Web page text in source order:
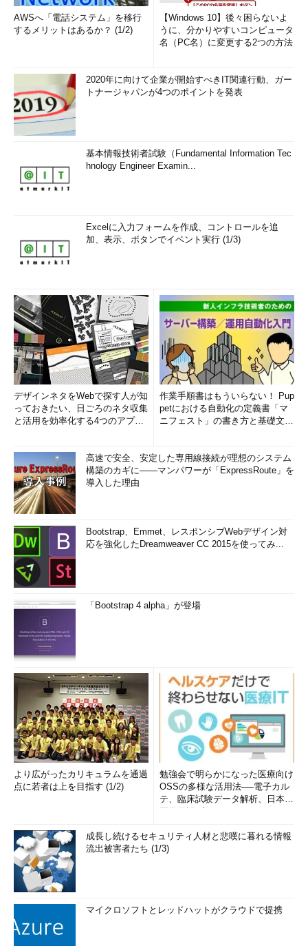
AWSへ「電話システム」を移行
するメリットはあるか？ (1/2)
【Windows 10】後々困らないよ
うに、分かりやすいコンピュータ
名（PC名）に変更する2つの方法
2020年に向けて企業が開始すべきIT関連行動、ガー
トナージャパンが4つのポイントを発表
基本情報技術者試験（Fundamental Information Tec
hnology Engineer Examin...
Excelに入力フォームを作成、コントロールを追
加、表示、ボタンでイベント実行 (1/3)
デザインネタをWebで探す人が知
っておきたい、日ごろのネタ収集
と活用を効率化する4つのアプリ
作業手順書はもういらない！ Pup
petにおける自動化の定義書「マ
ニフェスト」の書き方と基礎文法
高速で安全、安定した専用線接続が理想のシステム
構築のカギに――マンパワーが「ExpressRoute」を
導入した理由
Bootstrap、Emmet、レスポンシブWebデザイン対
応を強化したDreamweaver CC 2015を使ってみ...
「Bootstrap 4 alpha」が登場
より広がったカリキュラムを通過
点に若者は上を目指す (1/2)
勉強会で明らかになった医療向け
OSSの多様な活用法──電子カル
テ、臨床試験データ解析、日本語
成長し続けるセキュリティ人材と悲嘆に暮れる情報
流出被害者たち (1/3)
マイクロソフトとレッドハットがクラウドで提携